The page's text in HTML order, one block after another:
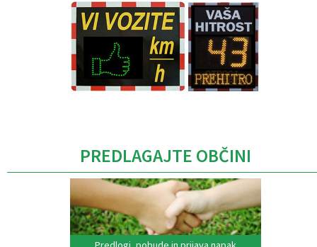
PREDLAGAJTE OBČINI